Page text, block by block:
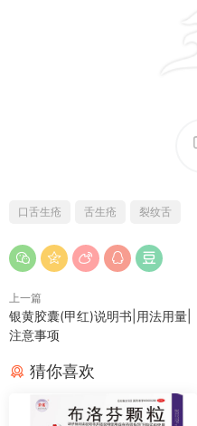
口舌生疮 舌生疮 裂纹舌
上一篇
银黄胶囊(甲红)说明书|用法用量|
注意事项
猜你喜欢